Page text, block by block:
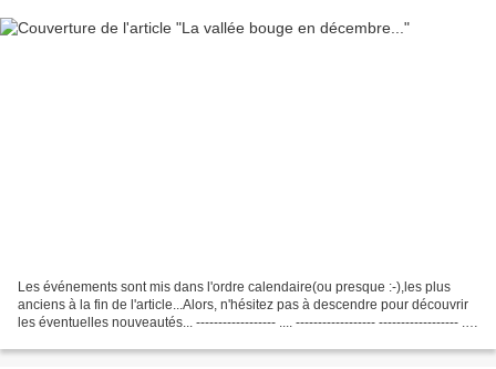
Les événements sont mis dans l'ordre calendaire(ou presque :-),les plus
anciens à la fin de l'article...Alors, n'hésitez pas à descendre pour découvrir
les éventuelles nouveautés... ------------------ .... ------------------ ------------------ ....